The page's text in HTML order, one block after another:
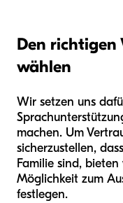
Den
wählen
Wir setzen uns
machen. Um
sicherzustellen,
Familie sind,
Möglichkeit zum
festlegen.